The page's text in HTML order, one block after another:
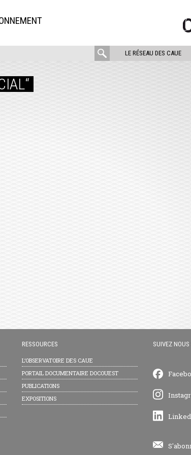
LE RÉSEAU DES CAUE
rechercher
:
RESSOURCES
L’OBSERVATOIRE DES CAUE
PORTAIL DOCUMENTAIRE DOCOUEST
PUBLICATIONS
EXPOSITIONS
SUIVEZ NOUS